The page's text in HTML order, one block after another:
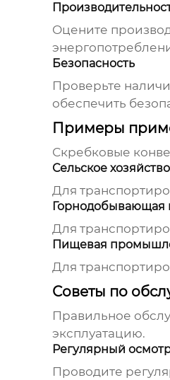
Оцените
Безопасность
Проверьте
обеспечить
Примеры
Скребковые
Сельское хозяйство
Для
Для
Пищевая
Для
Советы по
Правильное
эксплуатацию.
Регулярный
Проводите